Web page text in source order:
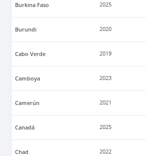
Burkina Faso 2025
Burundi 2020
Cabo Verde 2019
Camboya 2023
Camerún 2021
Canadá 2025
Chad 2022